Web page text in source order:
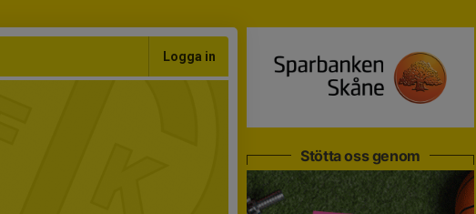
Logga in
Stötta oss genom